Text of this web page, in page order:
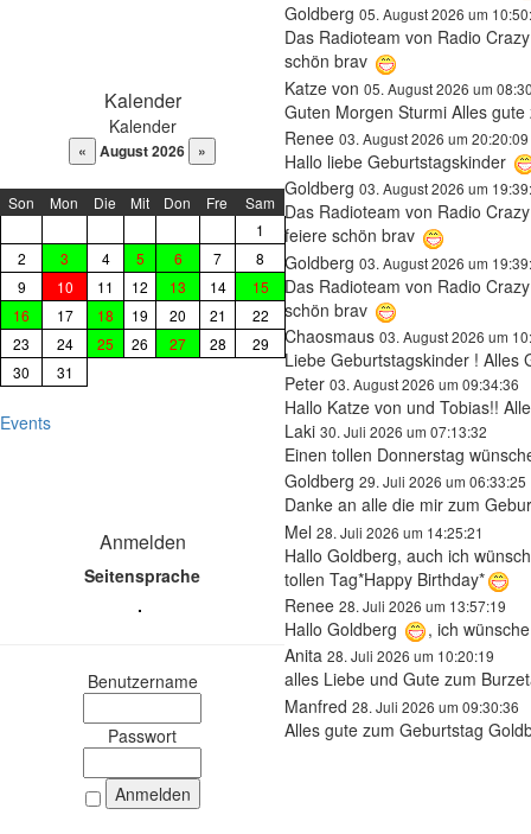
Kalender
Kalender
August 2026
Son Mon Die Mit Don Fre
Sam
1
2
3 4 5 6 7
8
9
10 11 12 13 14
15
16
17 18 19 20 21
22
23
24 25 26 27 28
29
30
31
Events
Anmelden
Seitensprache
Benutzername
Passwort
Goldberg 05. August 2026 um
Das Radioteam von Radio
schön brav
Katze von 05. August 2026 um
Guten Morgen Sturmi Alles
Renee 03. August 2026 um 20:20:09
Hallo liebe Geburtstagskinder
Goldberg 03. August 2026 um
Das Radioteam von Radio
feiere schön brav
Goldberg 03. August 2026 um
Das Radioteam von Radio
schön brav
Chaosmaus 03. August 2026 um
Liebe Geburtstagskinder ! Alles
Peter 03. August 2026 um 09:34:36
Hallo Katze von und Tobias!!
Laki 30. Juli 2026 um 07:13:32
Einen tollen Donnerstag
Goldberg 29. Juli 2026 um 06:33:25
Danke an alle die mir zum
Mel 28. Juli 2026 um 14:25:21
Hallo Goldberg, auch ich
tollen Tag*Happy Birthday*
Renee 28. Juli 2026 um 13:57:19
Hallo Goldberg
, ich
Anita 28. Juli 2026 um 10:20:19
alles Liebe und Gute zum
Manfred 28. Juli 2026 um 09:30:36
Alles gute zum Geburtstag